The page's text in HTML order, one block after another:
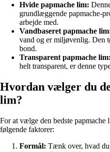
Hvide papmache lim:
grundlæggende papmache-
arbejde med.
Vandbaseret papmache
vand og er miljøvenlig. Den
bond.
Transparent papmache lim:
helt transparent, er denne
Hvordan vælger du
lim?
For at vælge den bedste
følgende faktorer:
Formål: Tænk over, hvad